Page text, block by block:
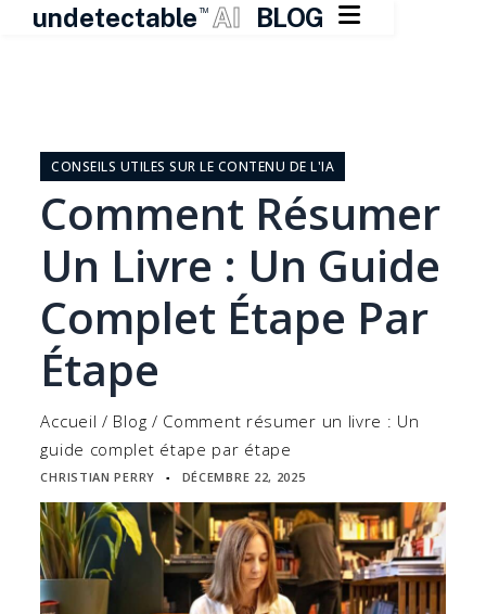
undetectable TM AI BLOG 
contentCONSEILS UTILES SUR LE CONTENU DE L'IA
Comment Résumer
Un Livre : Un Guide
Complet Étape Par
Étape
Accueil / Blog / Comment résumer un livre : Un
guide complet étape par étape
CHRISTIAN PERRY ▪ DÉCEMBRE 22, 2025